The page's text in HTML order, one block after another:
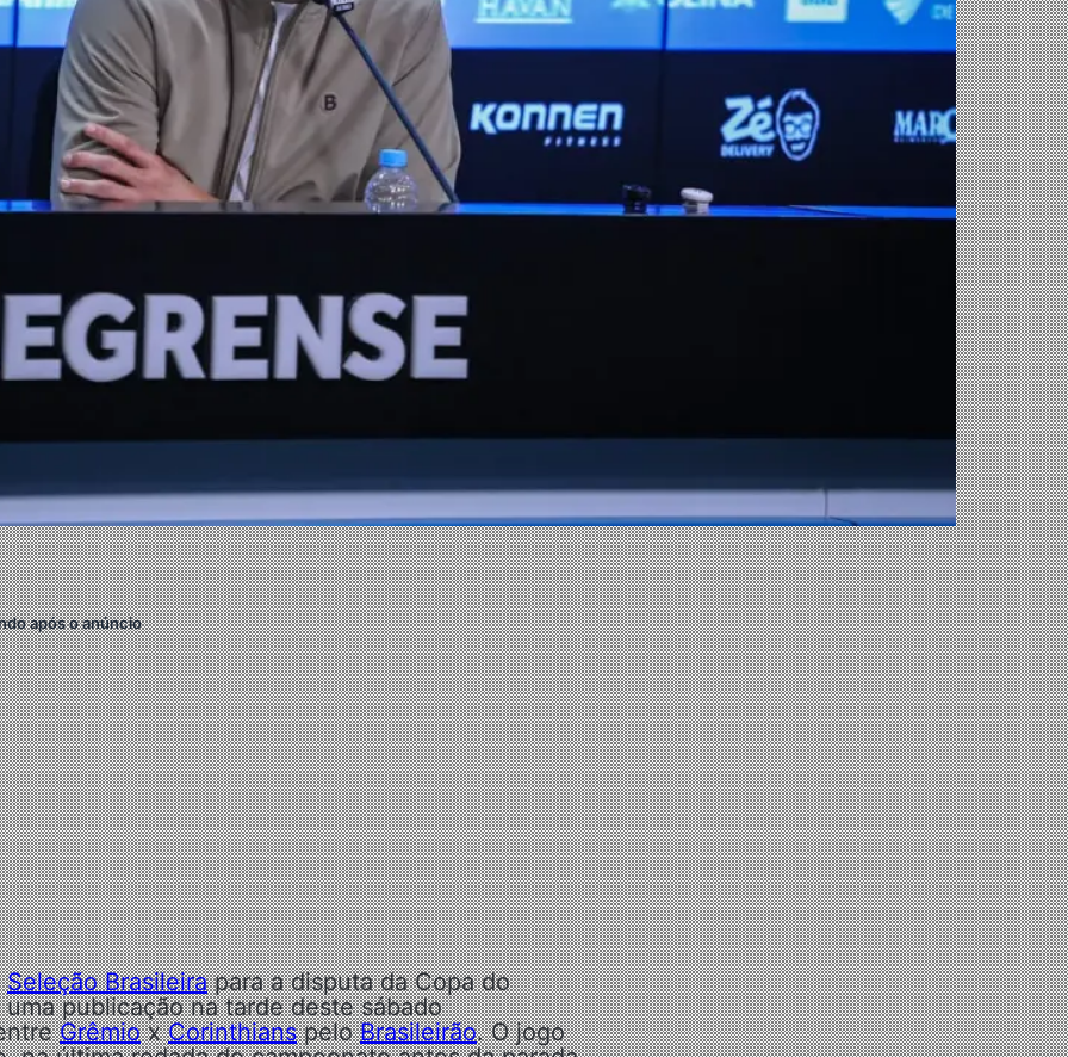
após o anúncio
Seleção Brasileirapara a disputa da Copa do
publicação na tarde deste sábado
GrêmioxCorinthianspeloBrasileirão. O jogo